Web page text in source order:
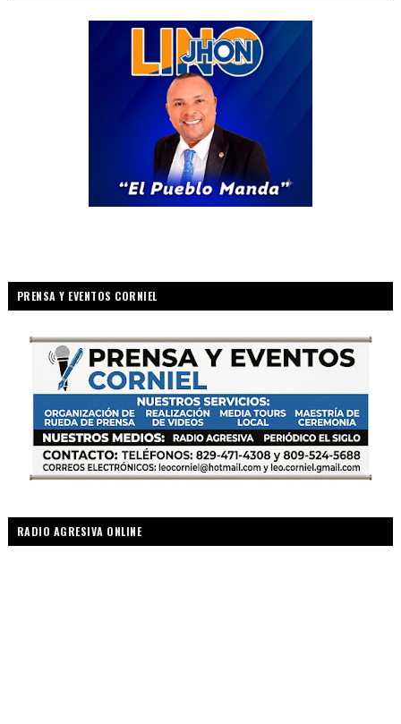
PRENSA Y EVENTOS CORNIEL
RADIO AGRESIVA ONLINE